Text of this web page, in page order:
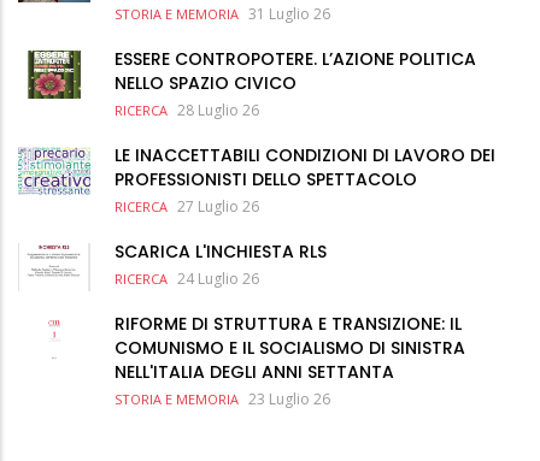
STORIA E MEMORIA 31 Luglio 26
ESSERE CONTROPOTERE. L’AZIONE POLITICA
NELLO SPAZIO CIVICO
RICERCA 28 Luglio 26
LE INACCETTABILI CONDIZIONI DI LAVORO DEI
PROFESSIONISTI DELLO SPETTACOLO
RICERCA 27 Luglio 26
SCARICA L'INCHIESTA RLS
RICERCA 24 Luglio 26
RIFORME DI STRUTTURA E TRANSIZIONE: IL
COMUNISMO E IL SOCIALISMO DI SINISTRA
NELL'ITALIA DEGLI ANNI SETTANTA
STORIA E MEMORIA 23 Luglio 26